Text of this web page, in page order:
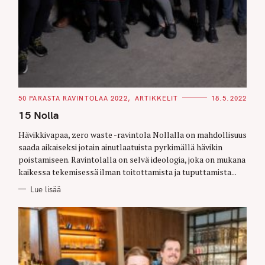
C
T
E
O
R
I
S
50 PARASTA RAVINTOLAA 2022 ARTIKKELIT 18.5.2022
15 Nolla
Hävikkivapaa, zero waste -ravintola Nollalla on mahdollisuus
saada aikaiseksi jotain ainutlaatuista pyrkimällä hävikin
poistamiseen. Ravintolalla on selvä ideologia, joka on mukana
kaikessa tekemisessä ilman toitottamista ja tuputtamista...
Lue lisää